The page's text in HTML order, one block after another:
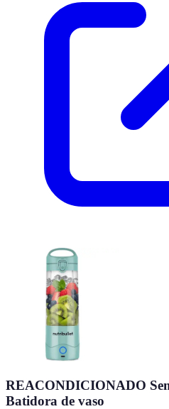
REACONDICIONADO
Batidora de vaso